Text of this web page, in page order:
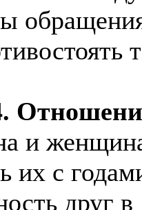
и
их с
друг в